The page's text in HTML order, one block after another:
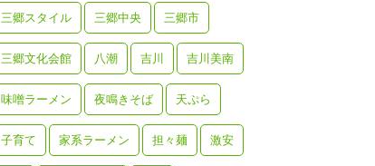
三郷スタイル 三郷中央 三郷市
三郷文化会館 八潮 吉川 吉川美南
味噌ラーメン 夜鳴きそば 天ぷら
子育て 家系ラーメン 担々麺 激安